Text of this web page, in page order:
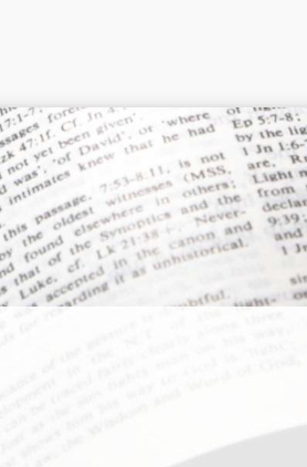
Okres Zwykły
XX Tydzień zwykły
Okres Zwykły
XX Tydzień zwykły
Jana Eudesa, Okres Zwykły
XX Tydzień zwykły
XX Tydzień zwykły